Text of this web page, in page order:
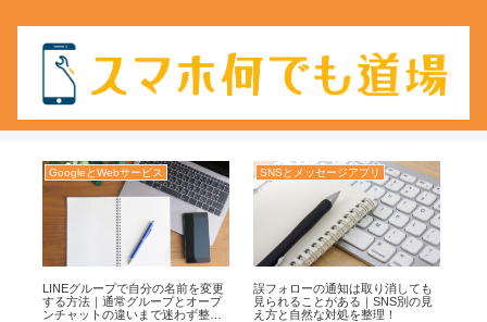
GoogleとWebサービス
LINEグループで自分の名前を変更
する方法｜通常グループとオープ
ンチャットの違いまで迷わず整
SNSとメッセージアプリ
誤フォローの通知は取り消しても
見られることがある｜SNS別の見
え方と自然な対処を整理！